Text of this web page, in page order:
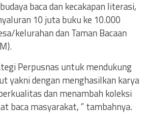
baca dan kecakapan literasi,
10 juta buku ke 10.000
kelurahan dan Taman Bacaan
Perpusnas untuk mendukung
yakni dengan menghasilkan karya
dan menambah koleksi
baca masyarakat, ” tambahnya.